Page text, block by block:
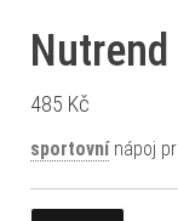
485 Kč
sportovnínápoj